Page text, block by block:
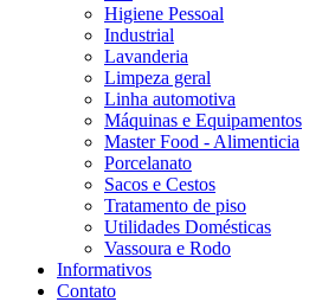
Higiene Pessoal
Industrial
Lavanderia
Limpeza geral
Linha automotiva
Máquinas e Equipamentos
Master Food - Alimenticia
Porcelanato
Sacos e Cestos
Tratamento de piso
Utilidades Domésticas
Vassoura e Rodo
Informativos
Contato